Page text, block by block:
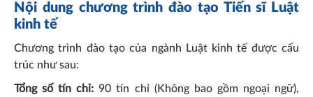
Nội dung chương trình đào tạo Tiến sĩ Luật
kinh tế
Chương trình đào tạo của ngành Luật kinh tế được cấu
trúc như sau:
Tổng số tín chỉ:90 tín chỉ (Không bao gồm ngoại ngữ),